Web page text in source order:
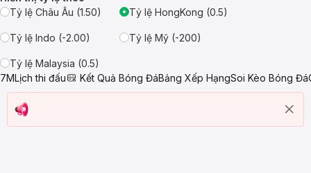
Tỷ lệ Châu Âu (1.50)
Tỷ lệ HongKong (0.5)
Tỷ lệ Indo (-2.00) Tỷ lệ Mỹ (-200)
Tỷ lệ Malaysia (0.5)
7MLịch thi đấu Kết Quả Bóng ĐáBảng Xếp HạngSoi Kèo Bóng Đá